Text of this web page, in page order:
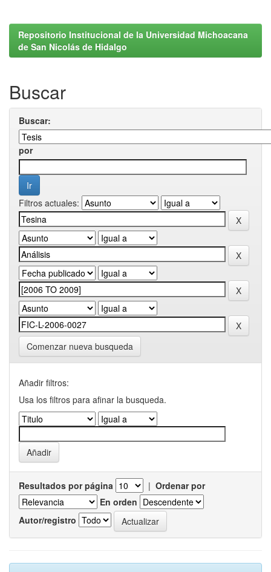
Repositorio Institucional de la Universidad Michoacana
de San Nicolás de Hidalgo
Buscar
Buscar:
por
Filtros actuales:
Comenzar nueva busqueda
Añadir filtros:
Usa los filtros para afinar la busqueda.
Resultados por página | Ordenar por
En orden
Autor/registro